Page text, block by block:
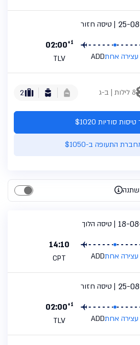
טיסה חזור
25-
עצירה אחתADD
02:00+1
TLV
2 8 לילות | ב-ג
סודיות $1020
התעופה ב-$1050
טיסה הלוך
18-
עצירה אחתADD
14:10
CPT
טיסה חזור
25-
עצירה אחתADD
02:00+1
TLV